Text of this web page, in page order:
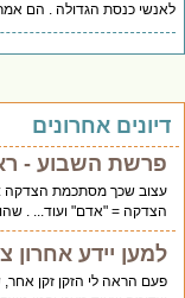
כנסת הגדולה . הם אמרו
אחרונים
פרשת השבוע -
עצוב שכך מסתכמת הצדקה :
הצדקה = "אדם" ועוד... . שהוא..
למען יידע אחרון
פעם הראה לי הזקן זקן אחר,